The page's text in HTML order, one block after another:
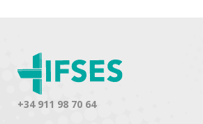
+34 911 98 70 64